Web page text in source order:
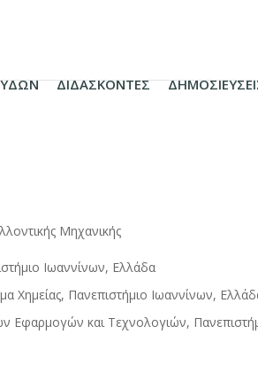
ΔΙΔΑΣΚΟΝΤΕΣ
Μηχανικής
Ιωαννίνων, Ελλάδα
Χημείας, Πανεπιστήμιο Ιωαννίνων,
Εφαρμογών και Τεχνολογιών,